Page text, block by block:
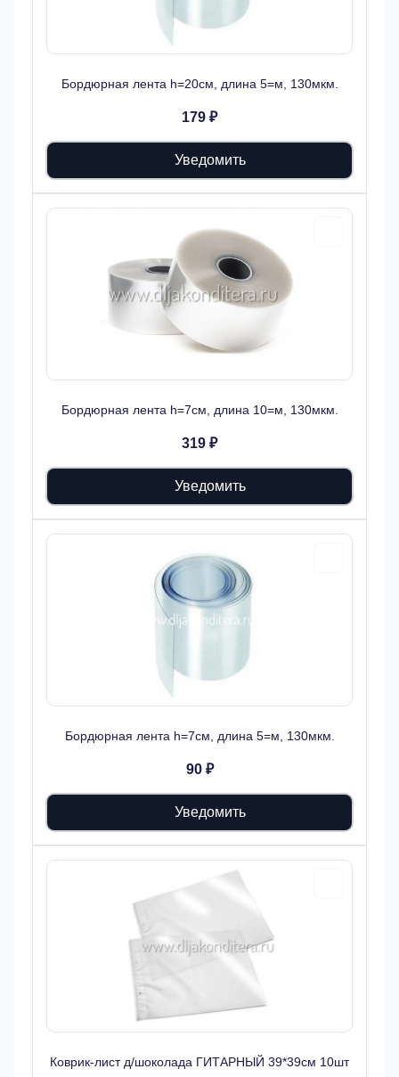
Бордюрная лента h=20см, длина 5=м, 130мкм.
179 ₽
Уведомить
Бордюрная лента h=7см, длина 10=м, 130мкм.
319 ₽
Уведомить
Бордюрная лента h=7см, длина 5=м, 130мкм.
90 ₽
Уведомить
Коврик-лист д/шоколада ГИТАРНЫЙ 39*39см 10шт